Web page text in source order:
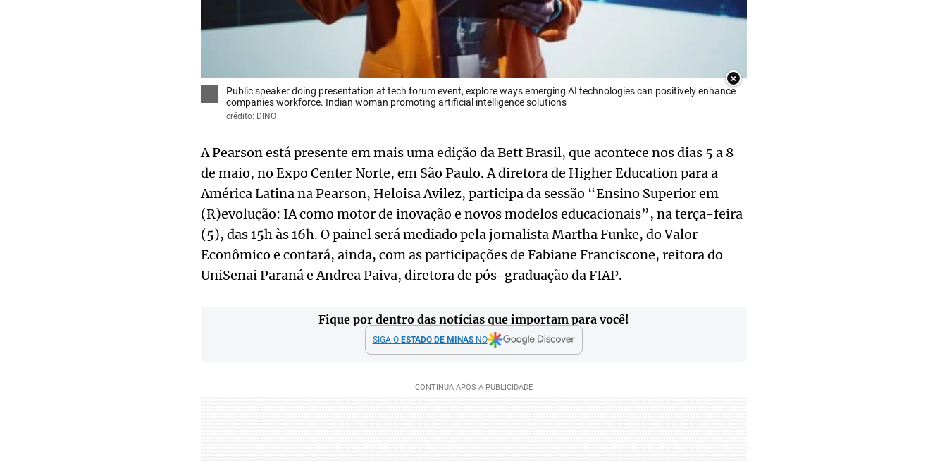
×
Public speaker doing presentation at tech forum event, explore ways emerging AI technologies can positively enhance
companies workforce. Indian woman promoting artificial intelligence solutions
crédito: DINO
A Pearson está presente em mais uma edição da Bett Brasil, que acontece nos dias 5 a 8
de maio, no Expo Center Norte, em São Paulo. A diretora de Higher Education para a
América Latina na Pearson, Heloisa Avilez, participa da sessão “Ensino Superior em
(R)evolução: IA como motor de inovação e novos modelos educacionais”, na terça-feira
(5), das 15h às 16h. O painel será mediado pela jornalista Martha Funke, do Valor
Econômico e contará, ainda, com as participações de Fabiane Franciscone, reitora do
UniSenai Paraná e Andrea Paiva, diretora de pós-graduação da FIAP.
Fique por dentro das notícias que importam para você!
SIGA O ESTADO DE MINASNO